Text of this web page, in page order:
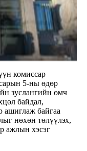
комиссар
5-ны өдөр
зуслангийн өмч
байдал,
ашиглаж байгаа
нөхөн төлүүлэх,
ажлын хэсэг